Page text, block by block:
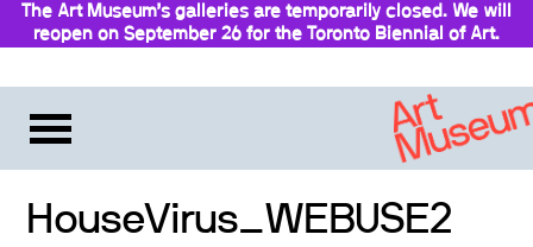
The Art Museum’s galleries are temporarily closed. We will
reopen on September 26 for the Toronto Biennial of Art.
HouseVirus_WEBUSE2